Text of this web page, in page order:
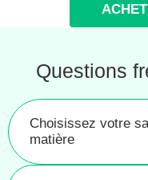
Questions
Choisissez votre
matière